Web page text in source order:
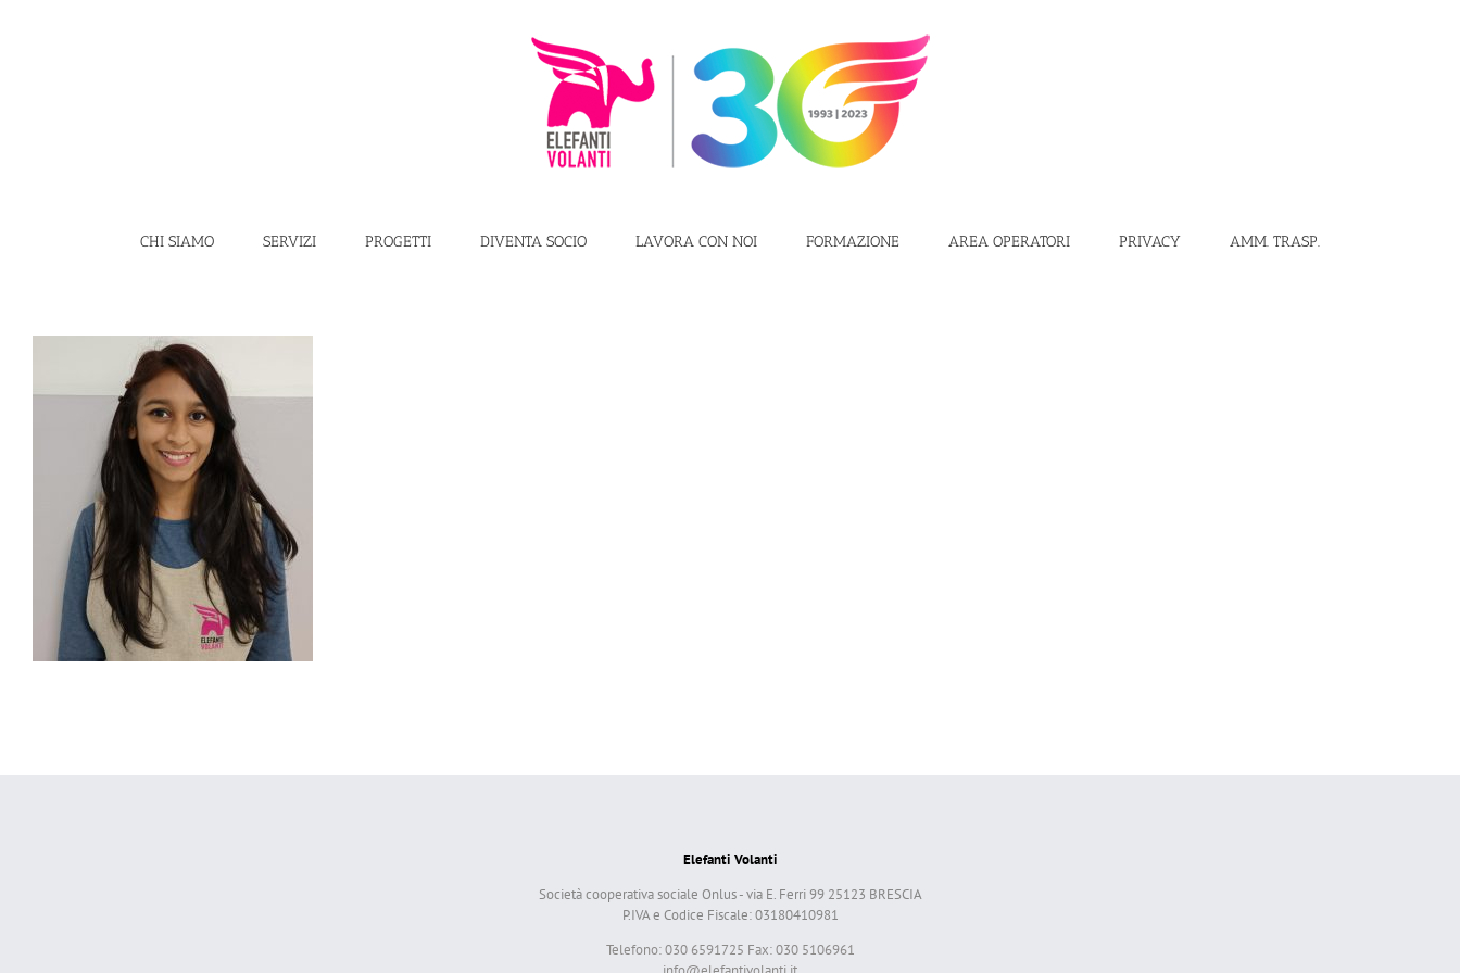
CHI SIAMO SERVIZI PROGETTI DIVENTA SOCIO LAVORA CON NOI FORMAZIONE AREA OPERATORI PRIVACY AMM. TRASP.
Elefanti Volanti
Società cooperativa sociale Onlus - via E. Ferri 99 25123 BRESCIA
P.IVA e Codice Fiscale: 03180410981
Telefono: 030 6591725 Fax: 030 5106961